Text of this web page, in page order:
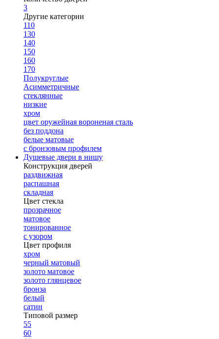
3
Другие категории
110
130
140
150
160
170
Полукруглые
Асимметричные
стеклянные
низкие
хром
цвет оружейная вороненая сталь
без поддона
белые матовые
с бронзовым профилем
Душевые двери в нишу
Конструкция дверей
раздвижная
распашная
складная
Цвет стекла
прозрачное
матовое
тонированное
с узором
Цвет профиля
хром
черный матовый
золото матовое
золото глянцевое
бронза
белый
сатин
Типовой размер
55
60